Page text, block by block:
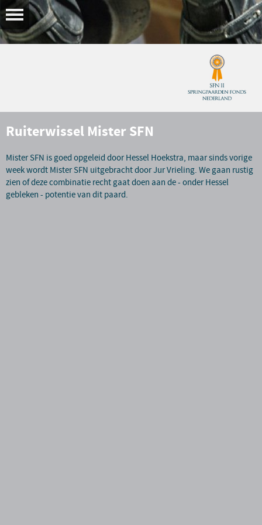
Ruiterwissel Mister SFN
Mister SFN is goed opgeleid door Hessel Hoekstra, maar sinds vorige
week wordt Mister SFN uitgebracht door Jur Vrieling. We gaan rustig
zien of deze combinatie recht gaat doen aan de - onder Hessel
gebleken - potentie van dit paard.